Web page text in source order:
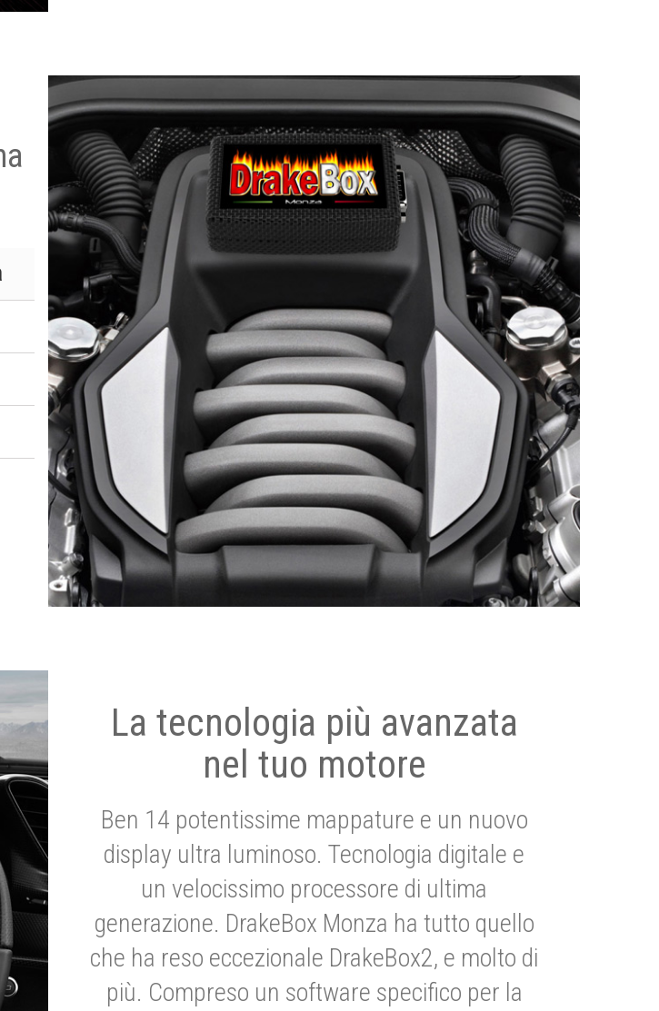
La tecnologia più avanzata
nel tuo motore
Ben 14 potentissime mappature e un nuovo
display ultra luminoso. Tecnologia digitale e
un velocissimo processore di ultima
generazione. DrakeBox Monza ha tutto quello
che ha reso eccezionale DrakeBox2, e molto di
più. Compreso un software specifico per la